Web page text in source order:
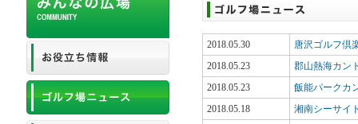
2018.05.30
唐沢ゴルフ倶
2018.05.23
郡山熱海カン
2018.05.23
飯能パークカ
2018.05.18
湘南シーサイ